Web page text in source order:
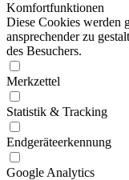
Komfortfunktionen
Diese Cookies werden
ansprechender zu
des Besuchers.
Merkzettel
Statistik & Tracking
Endgeräteerkennung
Google Analytics